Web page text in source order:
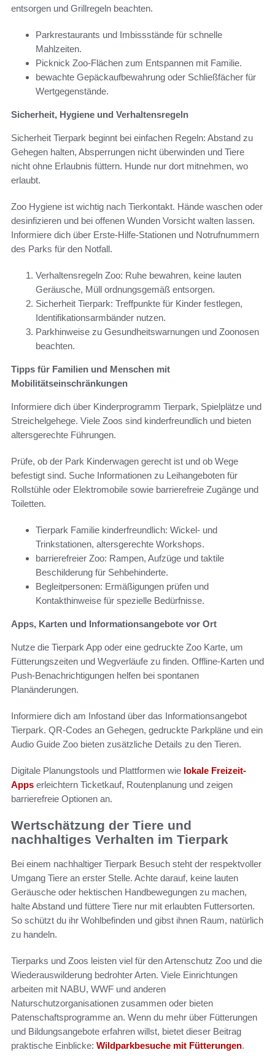
entsorgen und Grillregeln beachten.
Parkrestaurants und Imbissstände für schnelle
Mahlzeiten.
Picknick Zoo‑Flächen zum Entspannen mit Familie.
bewachte Gepäckaufbewahrung oder Schließfächer für
Wertgegenstände.
Sicherheit, Hygiene und Verhaltensregeln
Sicherheit Tierpark beginnt bei einfachen Regeln: Abstand zu
Gehegen halten, Absperrungen nicht überwinden und Tiere
nicht ohne Erlaubnis füttern. Hunde nur dort mitnehmen, wo
erlaubt.
Zoo Hygiene ist wichtig nach Tierkontakt. Hände waschen oder
desinfizieren und bei offenen Wunden Vorsicht walten lassen.
Informiere dich über Erste-Hilfe-Stationen und Notrufnummern
des Parks für den Notfall.
Verhaltensregeln Zoo: Ruhe bewahren, keine lauten
Geräusche, Müll ordnungsgemäß entsorgen.
Sicherheit Tierpark: Treffpunkte für Kinder festlegen,
Identifikationsarmbänder nutzen.
Parkhinweise zu Gesundheitswarnungen und Zoonosen
beachten.
Tipps für Familien und Menschen mit
Mobilitätseinschränkungen
Informiere dich über Kinderprogramm Tierpark, Spielplätze und
Streichelgehege. Viele Zoos sind kinderfreundlich und bieten
altersgerechte Führungen.
Prüfe, ob der Park Kinderwagen gerecht ist und ob Wege
befestigt sind. Suche Informationen zu Leihangeboten für
Rollstühle oder Elektromobile sowie barrierefreie Zugänge und
Toiletten.
Tierpark Familie kinderfreundlich: Wickel- und
Trinkstationen, altersgerechte Workshops.
barrierefreier Zoo: Rampen, Aufzüge und taktile
Beschilderung für Sehbehinderte.
Begleitpersonen: Ermäßigungen prüfen und
Kontakthinweise für spezielle Bedürfnisse.
Apps, Karten und Informationsangebote vor Ort
Nutze die Tierpark App oder eine gedruckte Zoo Karte, um
Fütterungszeiten und Wegverläufe zu finden. Offline-Karten und
Push-Benachrichtigungen helfen bei spontanen
Planänderungen.
Informiere dich am Infostand über das Informationsangebot
Tierpark. QR-Codes an Gehegen, gedruckte Parkpläne und ein
Audio Guide Zoo bieten zusätzliche Details zu den Tieren.
Digitale Planungstools und Plattformen wie lokale Freizeit-
Apps erleichtern Ticketkauf, Routenplanung und zeigen
barrierefreie Optionen an.
Wertschätzung der Tiere und
nachhaltiges Verhalten im Tierpark
Bei einem nachhaltiger Tierpark Besuch steht der respektvoller
Umgang Tiere an erster Stelle. Achte darauf, keine lauten
Geräusche oder hektischen Handbewegungen zu machen,
halte Abstand und füttere Tiere nur mit erlaubten Futtersorten.
So schützt du ihr Wohlbefinden und gibst ihnen Raum, natürlich
zu handeln.
Tierparks und Zoos leisten viel für den Artenschutz Zoo und die
Wiederauswilderung bedrohter Arten. Viele Einrichtungen
arbeiten mit NABU, WWF und anderen
Naturschutzorganisationen zusammen oder bieten
Patenschaftsprogramme an. Wenn du mehr über Fütterungen
und Bildungsangebote erfahren willst, bietet dieser Beitrag
praktische Einblicke: Wildparkbesuche mit Fütterungen.